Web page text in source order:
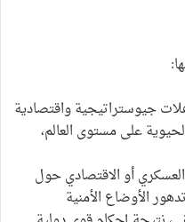
جيوستراتيجية واقتصادية
على مستوى العالم،
أو الاقتصادي حول
الأوضاع الأمنية